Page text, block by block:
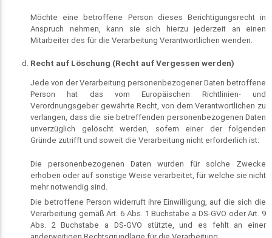
Möchte eine betroffene Person dieses Berichtigungsrecht in
Anspruch nehmen, kann sie sich hierzu jederzeit an einen
Mitarbeiter des für die Verarbeitung Verantwortlichen wenden.
Recht auf Löschung (Recht auf Vergessen werden)
Jede von der Verarbeitung personenbezogener Daten betroffene
Person hat das vom Europäischen Richtlinien- und
Verordnungsgeber gewährte Recht, von dem Verantwortlichen zu
verlangen, dass die sie betreffenden personenbezogenen Daten
unverzüglich gelöscht werden, sofern einer der folgenden
Gründe zutrifft und soweit die Verarbeitung nicht erforderlich ist:
Die personenbezogenen Daten wurden für solche Zwecke
erhoben oder auf sonstige Weise verarbeitet, für welche sie nicht
mehr notwendig sind.
Die betroffene Person widerruft ihre Einwilligung, auf die sich die
Verarbeitung gemäß Art. 6 Abs. 1 Buchstabe a DS-GVO oder Art. 9
Abs. 2 Buchstabe a DS-GVO stützte, und es fehlt an einer